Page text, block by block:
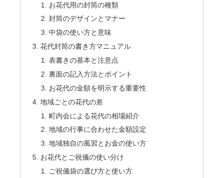
お花代用の封筒の種類
封筒のデザインとマナー
中袋の使い方と意味
花代封筒の書き方マニュアル
表書きの基本と注意点
裏面の記入方法とポイント
お花代の金額を明示する重要性
地域ごとの花代の差
町内会による花代の相場紹介
地域の行事に合わせた金額設定
地域独自の風習とお金の使い方
お花代とご祝儀の使い分け
ご祝儀袋の選び方と使い方